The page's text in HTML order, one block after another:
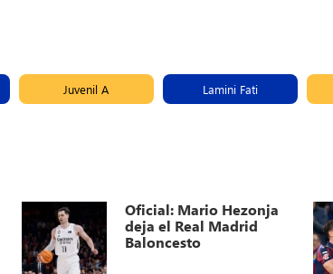
Juvenil A Lamini Fati
Oficial: Mario Hezonja
deja el Real Madrid
Baloncesto